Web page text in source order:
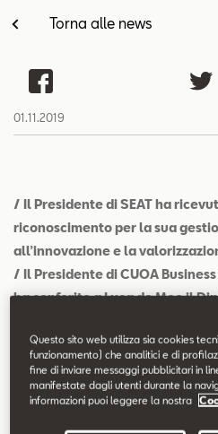
Business
SEAT Usato Certificato
Contatti
Torna alle news
01.11.2019
/ Il Presidente di SEAT ha
riconoscimento per la sua
all’innovazione e la
/ Il Presidente di CUOA
ha conferito a Luca de Meo il
Verona -Il Presidente di SEAT,
Questo sito web utilizza sia cookies
funzionamento) che analitici e di
fine di inviare messaggi pubblicitari in
manifestate dagli utenti durante la
informazioni puoi leggere la nostra